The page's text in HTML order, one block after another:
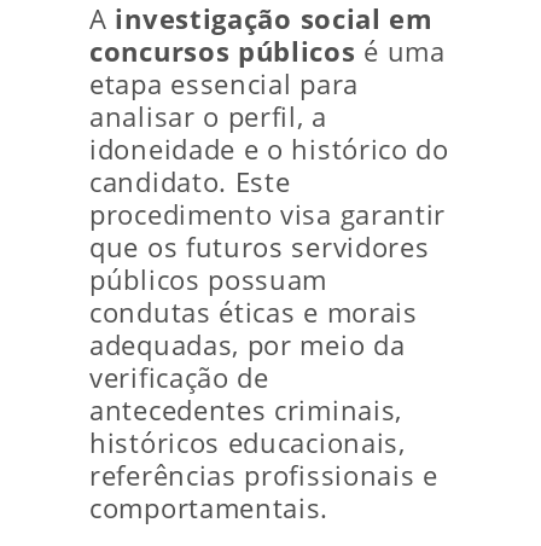
A investigação social em
concursos públicos é uma
etapa essencial para
analisar o perfil, a
idoneidade e o histórico do
candidato. Este
procedimento visa garantir
que os futuros servidores
públicos possuam
condutas éticas e morais
adequadas, por meio da
verificação de
antecedentes criminais,
históricos educacionais,
referências profissionais e
comportamentais.